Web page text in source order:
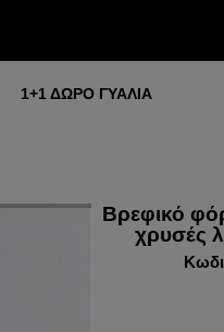
1+1 ΔΩΡΟ ΓΥΑΛΙΑ
Βρεφικό
χρυσές